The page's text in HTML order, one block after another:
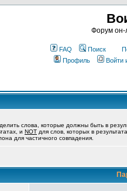
Форум он-
FAQ Поиск
Профиль
Войти
слова, которые должны быть в
и NOT для слов, которых в
для частичного совпадения.